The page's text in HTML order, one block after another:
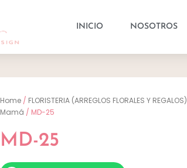
INICIO NOSOTROS
Home / FLORISTERIA (ARREGLOS FLORALES Y REGALOS)
Mamá / MD-25
MD-25